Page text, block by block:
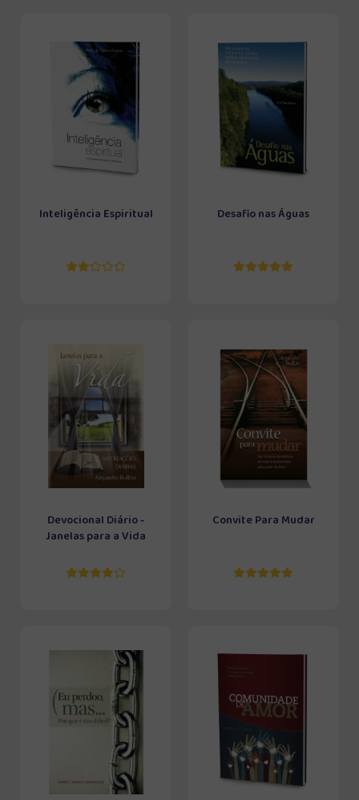
Inteligência Espiritual Desafio nas Águas
Devocional Diário -
Janelas para a Vida
Convite Para Mudar